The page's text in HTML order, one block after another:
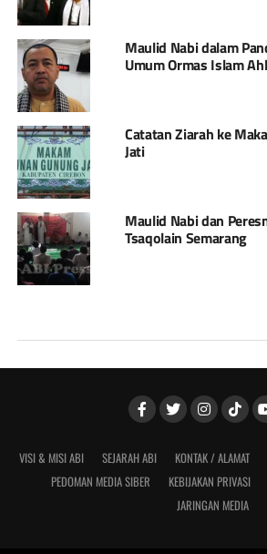
Maulid Nabi dalam
Umum Ormas Islam
Catatan Ziarah ke
Jati
Maulid Nabi dan
Tsaqolain Semarang
VISI & MISI ABI SEJARAH ABI KONTAK / ALAMAT
PEDOMAN MEDIA SIBER
KEBIJAKAN PRIVASI
JARINGAN MEDIA